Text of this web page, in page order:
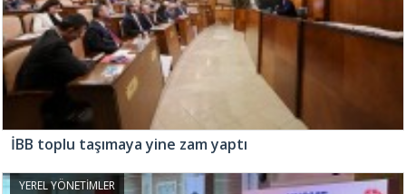
İBB toplu taşımaya yine zam yaptı
YEREL YÖNETİMLER